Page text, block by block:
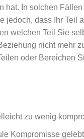
hat. In solchen
dass Ihr Teil
welchen Teil Sie
nicht mehr
oder Bereichen
zu wenig
Kompromisse